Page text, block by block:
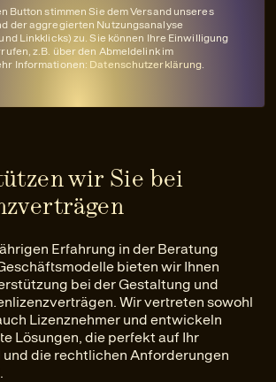
Button stimmen Sie dem Versand unseres
der aggregierten Nutzungsanalyse
Linkklicks) zu. Sie können Ihre Einwilligung
z.B. über den Abmeldelink im
Informationen: Datenschutzerklärung
wir Sie bei
Erfahrung in der Beratung
bieten wir Ihnen
bei der Gestaltung und
Wir vertreten sowohl
Lizenznehmer und entwickeln
Lösungen, die perfekt auf Ihr
die rechtlichen Anforderungen